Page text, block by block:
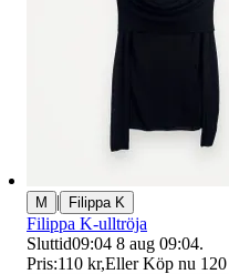
M | Filippa K
Filippa K-ulltröja
Sluttid09:04 8 aug 09:04.
Pris:110 kr,Eller Köp nu